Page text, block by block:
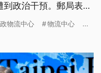
到政治干預。郵局表
動跨境電商產業，近日
商，更懷疑交通部為此
物流中心 物流中心 ...